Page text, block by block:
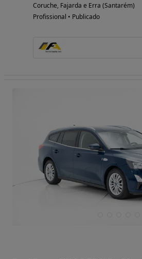
Coruche, Fajarda e Erra (Santarém)
Profissional • Publicado